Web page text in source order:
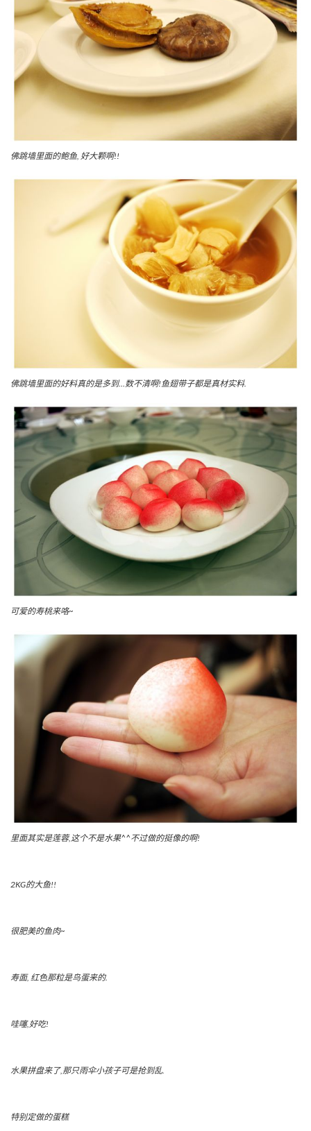
佛跳墙里面的鲍鱼, 好大颗啊!!
佛跳墙里面的好料真的是多到…数不清啊!鱼翅带子都是真材实料.
可爱的寿桃来咯~
里面其实是莲蓉,这个不是水果^^不过做的挺像的啊!
2KG的大鱼!!
很肥美的鱼肉~
寿面, 红色那粒是鸟蛋来的.
哇噻,好吃!
水果拼盘来了,那只雨伞小孩子可是抢到乱.
特别定做的蛋糕